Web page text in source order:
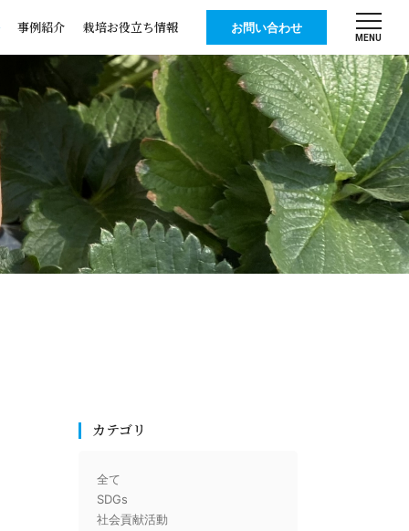
事例紹介 栽培お役立ち情報 お問い合わせ
MENU
カテゴリ
全て
SDGs
社会貢献活動